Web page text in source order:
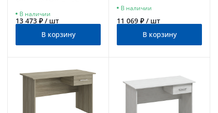
В наличии
13 473 ₽ / шт
В корзину
В наличии
11 069 ₽ / шт
В корзину